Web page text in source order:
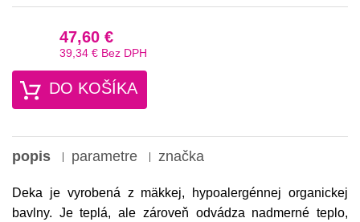
47,60 €
39,34 € Bez DPH
DO KOŠÍKA
popis parametre značka
Deka je vyrobená z mäkkej, hypoalergénnej organickej
bavlny. Je teplá, ale zároveň odvádza nadmerné teplo,